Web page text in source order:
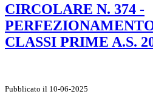
CIRCOLARE N. 374 -
CLASSI PRIME A.S.
Pubblicato il 10-06-2025